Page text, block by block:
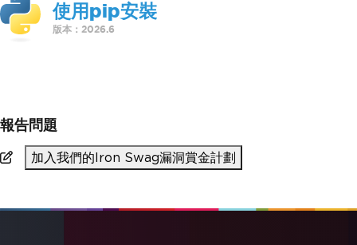
使用pip安裝
版本：2026.6
報告問題
加入我們的Iron Swag漏洞賞金計劃